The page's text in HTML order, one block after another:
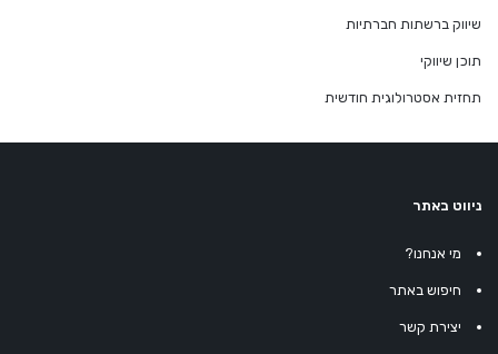
שיווק ברשתות חברתיות
תוכן שיווקי
תחזית אסטרולוגית חודשית
ניווט באתר
מי אנחנו?
חיפוש באתר
יצירת קשר